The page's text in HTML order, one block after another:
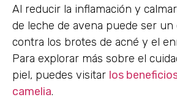
Al reducir la inflamación y
de leche de avena puede ser un
contra los brotes de acné y el
Para explorar más sobre el
piel, puedes visitar los
camelia.